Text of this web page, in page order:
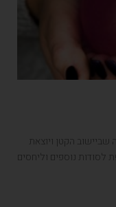
הקטן ויוצאת
היא נחשפת לסודות נוספים וליחסים